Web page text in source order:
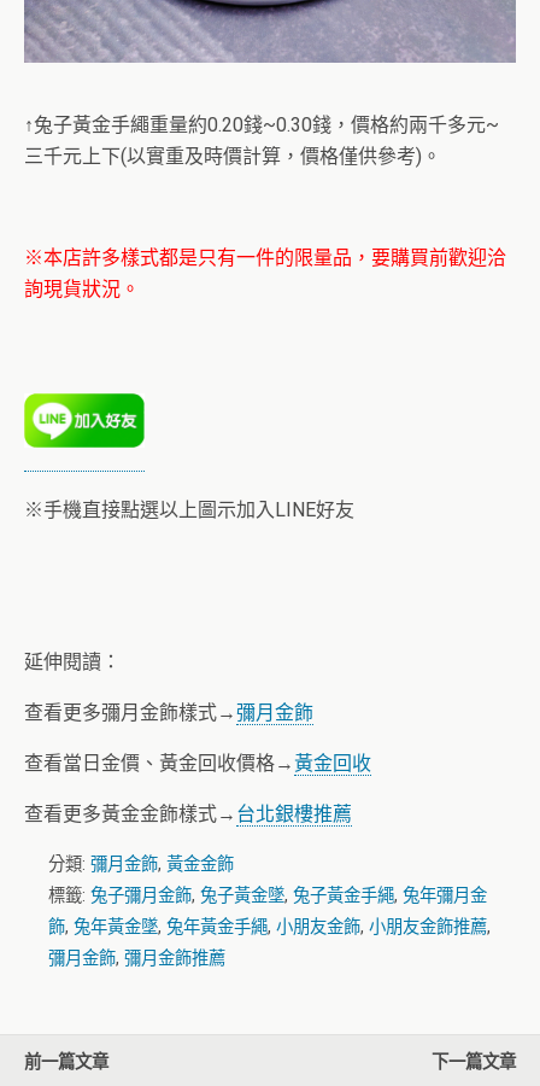
↑兔子黃金手繩重量約0.20錢~0.30錢，價格約兩千多元~
三千元上下(以實重及時價計算，價格僅供參考)。
※本店許多樣式都是只有一件的限量品，要購買前歡迎洽
詢現貨狀況。
※手機直接點選以上圖示加入LINE好友
延伸閱讀：
查看更多彌月金飾樣式→彌月金飾
查看當日金價、黃金回收價格→黃金回收
查看更多黃金金飾樣式→ 台北銀樓推薦
分類: 彌月金飾, 黃金金飾
標籤: 兔子彌月金飾, 兔子黃金墜, 兔子黃金手繩, 兔年彌月金
飾, 兔年黃金墜, 兔年黃金手繩, 小朋友金飾, 小朋友金飾推薦,
彌月金飾, 彌月金飾推薦
前一篇文章
下一篇文章